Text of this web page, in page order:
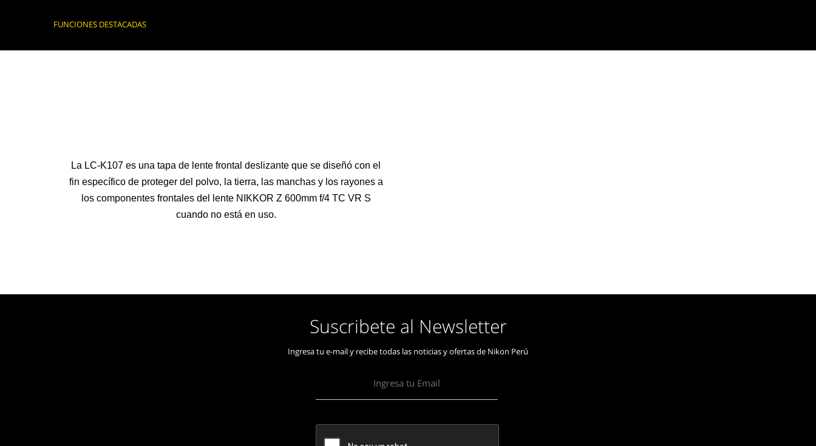
FUNCIONES DESTACADAS
La LC-K107 es una tapa de lente frontal deslizante que se diseñó con el
fin específico de proteger del polvo, la tierra, las manchas y los rayones a
los componentes frontales del lente NIKKOR Z 600mm f/4 TC VR S
cuando no está en uso.
Suscribete al Newsletter
Ingresa tu e-mail y recibe todas las noticias y ofertas de Nikon Perú